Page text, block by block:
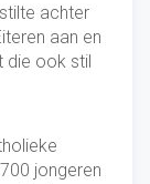
achter
aan en
die ook stil
jongeren